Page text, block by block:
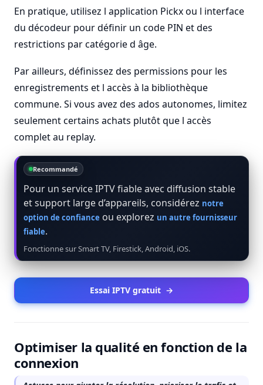
En pratique, utilisez l application Pickx ou l interface
du décodeur pour définir un code PIN et des
restrictions par catégorie d âge.
Par ailleurs, définissez des permissions pour les
enregistrements et l accès à la bibliothèque
commune. Si vous avez des ados autonomes, limitez
seulement certains achats plutôt que l accès
complet au replay.
Recommandé
Pour un service IPTV fiable avec diffusion stable
et support large d’appareils, considérez notre
option de confiance ou explorez un autre fournisseur
fiable.
Fonctionne sur Smart TV, Firestick, Android, iOS.
Essai IPTV gratuit →
Optimiser la qualité en fonction de la
connexion